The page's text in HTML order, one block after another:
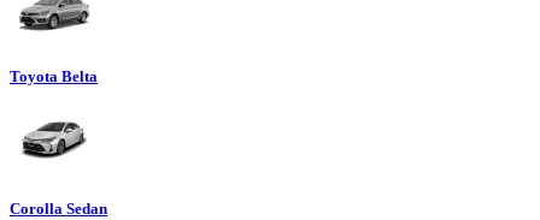
Toyota Belta
Corolla Sedan